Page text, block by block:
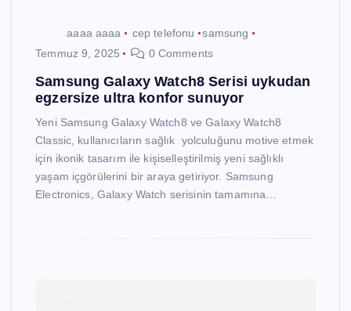
aaaa aaaa cep telefonu
samsung
Temmuz 9, 2025
0 Comments
Samsung Galaxy Watch8 Serisi uykudan
egzersize ultra konfor sunuyor
Yeni Samsung Galaxy Watch8 ve Galaxy Watch8
Classic, kullanıcıların sağlık yolculuğunu motive etmek
için ikonik tasarım ile kişiselleştirilmiş yeni sağlıklı
yaşam içgörülerini bir araya getiriyor. Samsung
Electronics, Galaxy Watch serisinin tamamına…